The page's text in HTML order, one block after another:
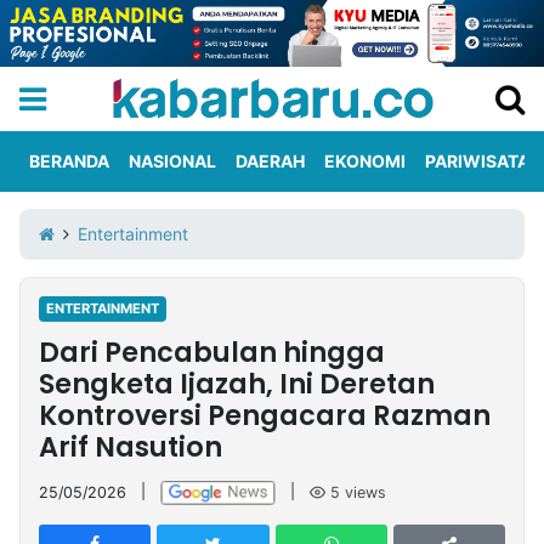
Iklan
Berita
Kami
Nasional
International
Olahraga
Entertainment
Daerah
Pariwisata
Kuliner
Kolom
Network
PT
TREETAN
BERANDA NASIONAL DAERAH EKONOMI PARIWISATA
Entertainment
ENTERTAINMENT
Dari Pencabulan hingga
Sengketa Ijazah, Ini Deretan
Kontroversi Pengacara Razman
Arif Nasution
25/05/2026 5 views